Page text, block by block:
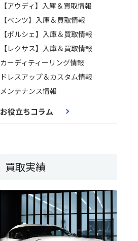
【アウディ】入庫＆買取情報
【ベンツ】入庫＆買取情報
【ポルシェ】入庫＆買取情報
【レクサス】入庫＆買取情報
カーディティーリング情報
ドレスアップ＆カスタム情報
メンテナンス情報
お役立ちコラム
買取実績